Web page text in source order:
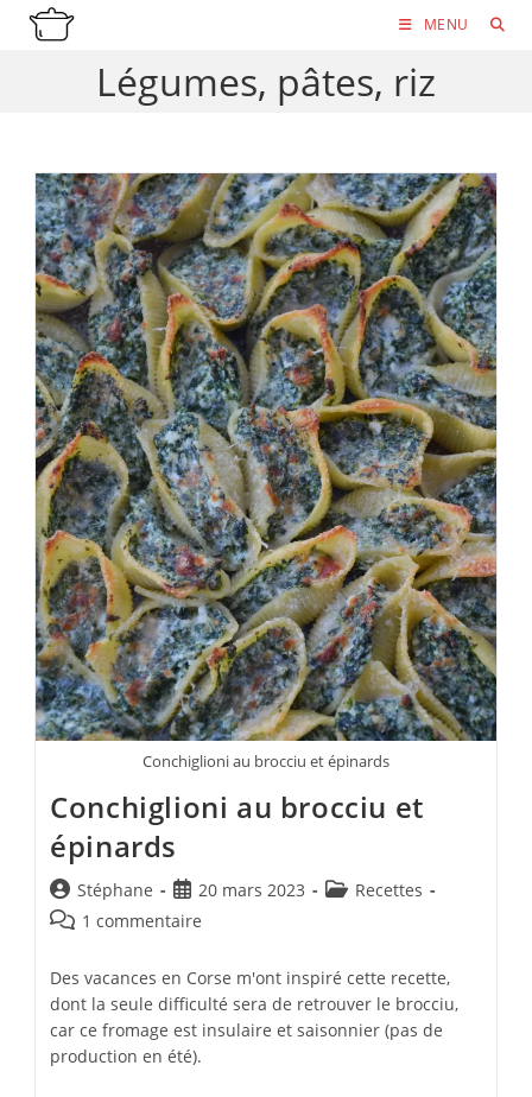
Skip
MENU
Légumes, pâtes, riz
Conchiglioni au brocciu et épinards
Conchiglioni au brocciu et
épinards
Auteur/autrice
de
Stéphane
Publication
publiée :
20 mars 2023
PostRecettes
Commentaires
la
publication :
1 commentaire
Des vacances en Corse m'ont inspiré cette recette,
dont la seule difficulté sera de retrouver le brocciu,
car ce fromage est insulaire et saisonnier (pas de
production en été).